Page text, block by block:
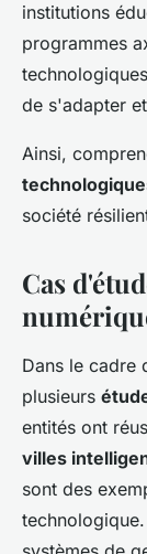
institutions
programmes
de s'adapter
Ainsi,
société
Cas
Dans le cadre
plusieurs
entités ont
villes
sont des